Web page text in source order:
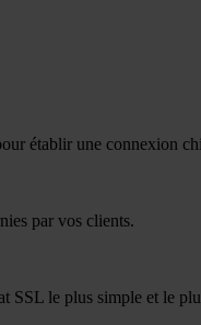
établir une connexion
par vos clients.
SSL le plus simple et le